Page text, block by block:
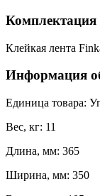
Комплектация
Клейкая лента
Информация
Единица товара:
Вес, кг: 11
Длина, мм: 365
Ширина, мм: 350